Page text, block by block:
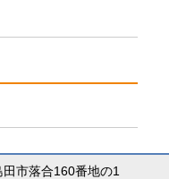
田市落合160番地の1